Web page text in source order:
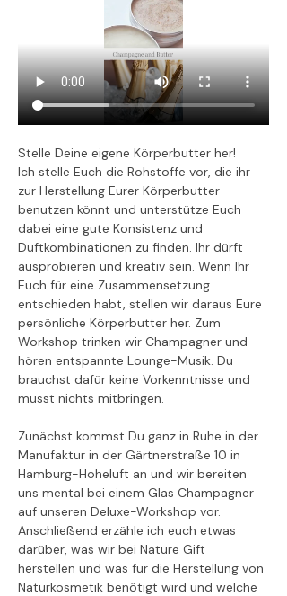
Stelle Deine eigene Körperbutter her!
Ich stelle Euch die Rohstoffe vor, die ihr
zur Herstellung Eurer Körperbutter
benutzen könnt und unterstütze Euch
dabei eine gute Konsistenz und
Duftkombinationen zu finden. Ihr dürft
ausprobieren und kreativ sein. Wenn Ihr
Euch für eine Zusammensetzung
entschieden habt, stellen wir daraus Eure
persönliche Körperbutter her. Zum
Workshop trinken wir Champagner und
hören entspannte Lounge-Musik. Du
brauchst dafür keine Vorkenntnisse und
musst nichts mitbringen.
Zunächst kommst Du ganz in Ruhe in der
Manufaktur in der Gärtnerstraße 10 in
Hamburg-Hoheluft an und wir bereiten
uns mental bei einem Glas Champagner
auf unseren Deluxe-Workshop vor.
Anschließend erzähle ich euch etwas
darüber, was wir bei Nature Gift
herstellen und was für die Herstellung von
Naturkosmetik benötigt wird und welche